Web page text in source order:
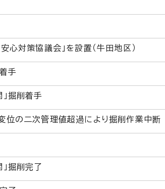
心対策協議会」を設置（牛田地区）
手
掘削着手
位の二次管理値超過により掘削作業中断
掘削完了